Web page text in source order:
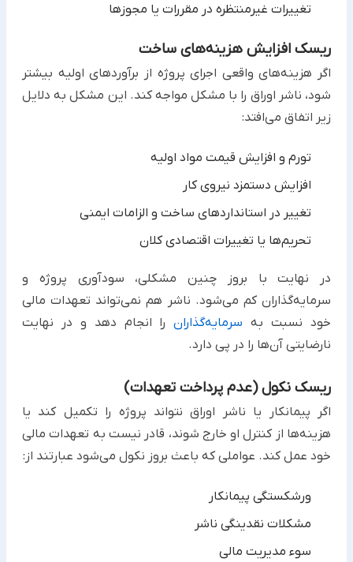
تغییرات غیرمنتظره در مقررات یا مجوزها
ریسک افزایش هزینه‌های ساخت
اگر هزینه‌های واقعی اجرای پروژه از برآوردهای اولیه بیشتر
شود، ناشر اوراق را با مشکل مواجه کند. این مشکل به دلایل
زیر ‏اتفاق می‌افتد:‏
تورم و افزایش قیمت مواد اولیه
افزایش دستمزد نیروی کار
تغییر در استانداردهای ساخت و الزامات ایمنی
تحریم‌ها یا تغییرات اقتصادی کلان
در نهایت با بروز چنین مشکلی، سودآوری پروژه و
سرمایه‌گذاران کم می‌شود. ناشر هم نمی‌تواند تعهدات مالی
خود نسبت به ‏ سرمایه‌گذارانرا انجام دهد و در نهایت
نارضایتی آن‌ها را در پی دارد.‏
ریسک نکول (عدم پرداخت تعهدات)
اگر پیمانکار یا ناشر اوراق نتواند پروژه را تکمیل کند یا
هزینه‌ها از کنترل او خارج شوند، قادر نیست به تعهدات مالی
خود عمل ‏کند. عواملی که باعث بروز نکول می‌شود عبارتند از:‏
ورشکستگی پیمانکار
مشکلات نقدینگی ناشر
سوء مدیریت مالی